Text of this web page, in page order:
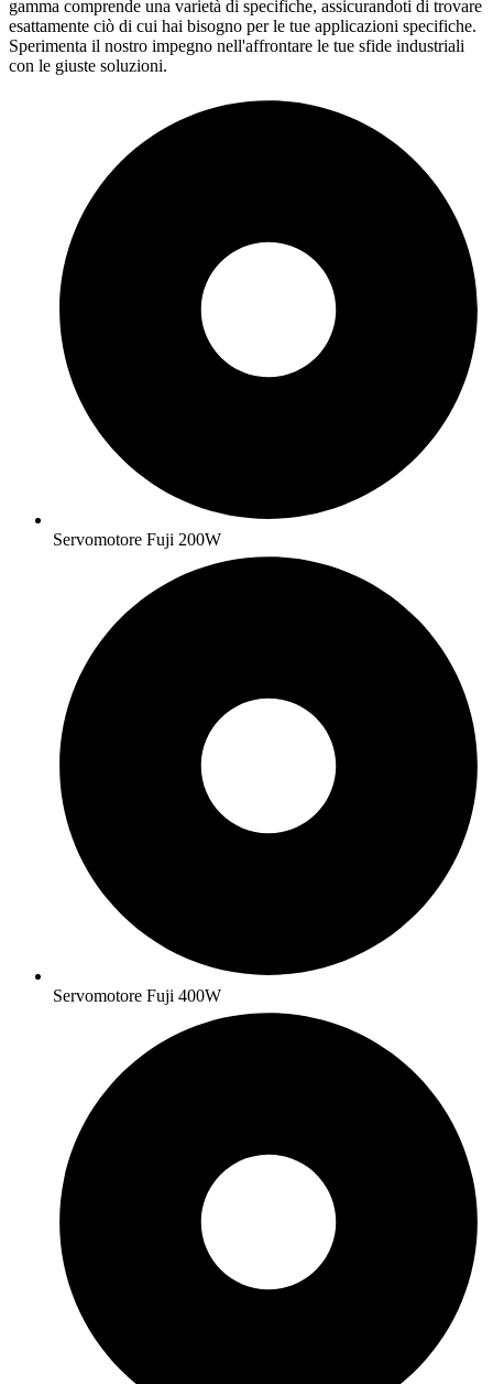
gamma comprende una varietà di specifiche, assicurandoti di trovare
esattamente ciò di cui hai bisogno per le tue applicazioni specifiche.
Sperimenta il nostro impegno nell'affrontare le tue sfide industriali
con le giuste soluzioni.
Servomotore Fuji 200W
Servomotore Fuji 400W